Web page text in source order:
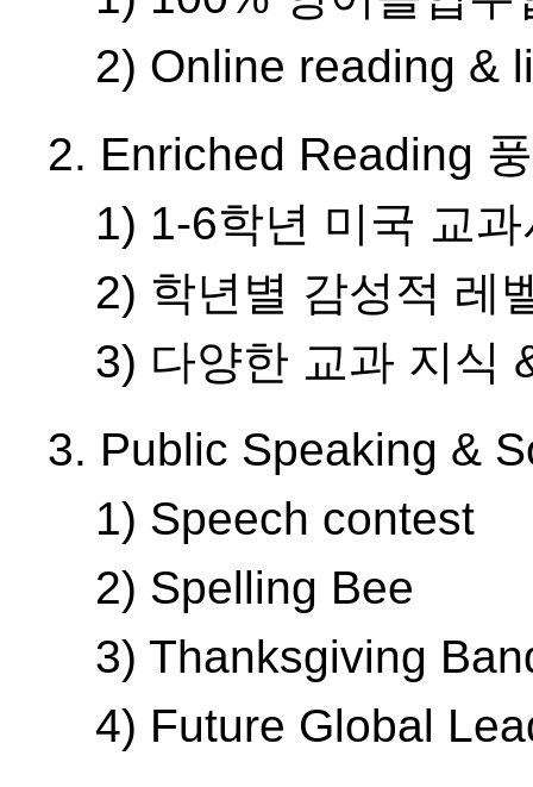
2) Online reading &
2. Enriched Reading
1) 1-6학년 미국 교
2) 학년별 감성적 레
3) 다양한 교과 지식
3. Public Speaking &
1) Speech contest
2) Spelling Bee
3) Thanksgiving
4) Future Global